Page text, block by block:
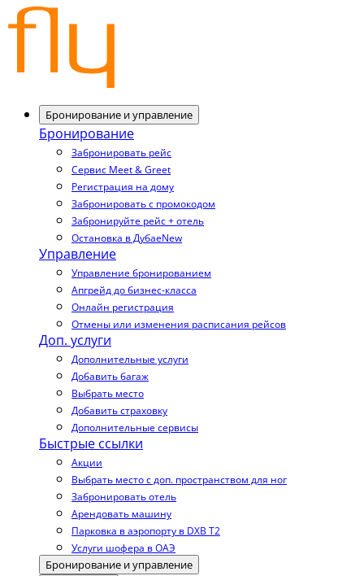
Бронирование и управление
Бронирование
Забронировать рейс
Сервис Meet & Greet
Регистрация на дому
Забронировать с промокодом
Забронируйте рейс + отель
Остановка в ДубаеNew
Управление
Управление бронированием
Апгрейд до бизнес-класса
Онлайн регистрация
Отмены или изменения расписания рейсов
Доп. услуги
Дополнительные услуги
Добавить багаж
Выбрать место
Добавить страховку
Дополнительные сервисы
Быстрые ссылки
Акции
Выбрать место с доп. пространством для ног
Забронировать отель
Арендовать машину
Парковка в аэропорту в DXB T2
Услуги шофера в ОАЭ
Бронирование и управление